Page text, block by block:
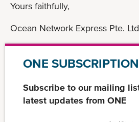
Yours faithfully,
Ocean Network Express Pte.
ONE SUBSCRIPTION
Subscribe to our mailing
latest updates from ONE